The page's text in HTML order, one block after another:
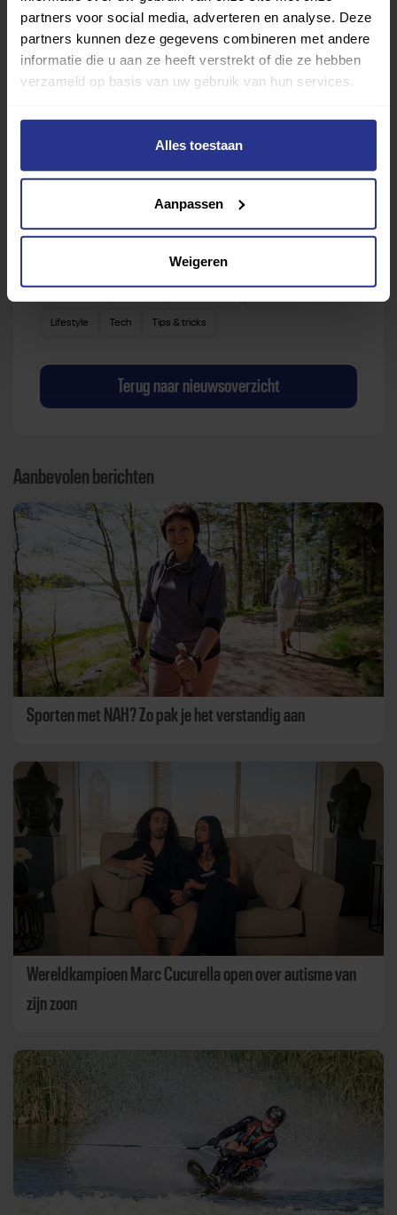
partners voor social media, adverteren en analyse. Deze
partners kunnen deze gegevens combineren met andere
informatie die u aan ze heeft verstrekt of die ze hebben
verzameld op basis van uw gebruik van hun services.
Alles toestaan
Aanpassen
Weigeren
vind je gemakkelijk jouw favoriete sport of activiteit.
Met meer dan 4250 sportclubs is er altijd een sport
Sport zoeken
Lifestyle Tech Tips & tricks
Terug naar nieuwsoverzicht
Aanbevolen berichten
Sporten met NAH? Zo pak je het verstandig aan
Wereldkampioen Marc Cucurella open over autisme van
zijn zoon